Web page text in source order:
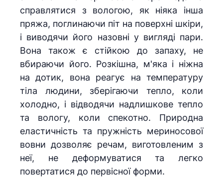
справлятися з вологою, як ніяка інша
пряжа, поглинаючи піт на поверхні шкіри,
і виводячи його назовні у вигляді пари.
Вона також є стійкою до запаху, не
вбираючи його. Розкішна, м'яка і ніжна
на дотик, вона реагує на температуру
тіла людини, зберігаючи тепло, коли
холодно, і відводячи надлишкове тепло
та вологу, коли спекотно. Природна
еластичність та пружність мериносової
вовни дозволяє речам, виготовленим з
неї, не деформуватися та легко
повертатися до первісної форми.